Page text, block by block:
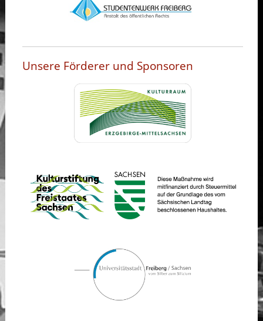
Unsere Förderer und Sponsoren